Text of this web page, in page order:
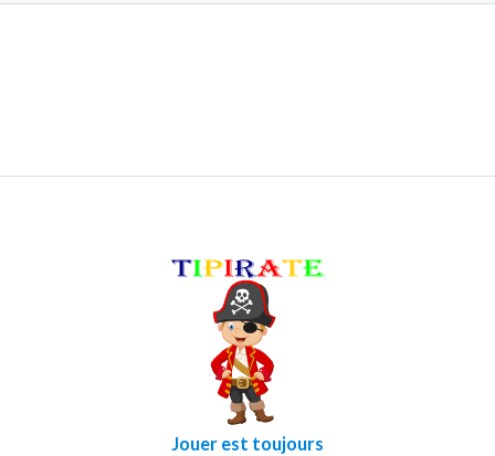
Jouer est toujours